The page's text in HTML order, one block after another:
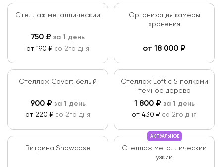
Стеллаж металлический
750 ₽ за 1 день
от 190 ₽ со 2го дня
Организация камеры
хранения
от 18 000 ₽
Стеллаж Covert белый
900₽ за 1 день
от 220 ₽ со 2го дня
Стеллаж Loft c 5 полками
темное дерево
1 800₽ за 1 день
от 430 ₽ со 2го дня
Витрина Showcase
АКТУАЛЬНОЕ
Стеллаж металлический
узкий